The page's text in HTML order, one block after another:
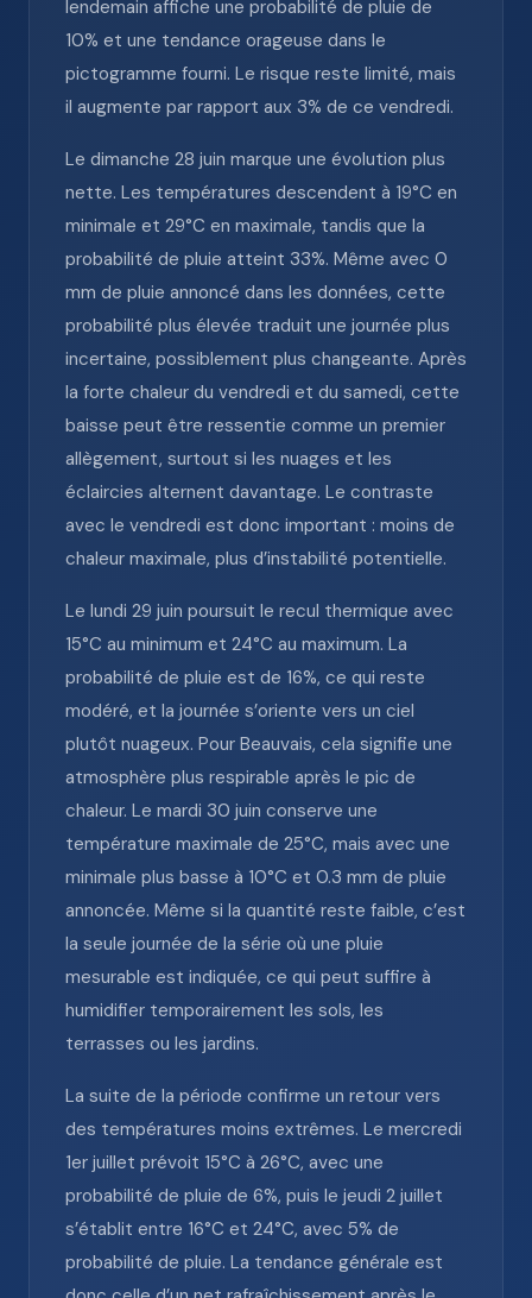
lendemain affiche une probabilité de pluie de
10% et une tendance orageuse dans le
pictogramme fourni. Le risque reste limité, mais
il augmente par rapport aux 3% de ce vendredi.
Le dimanche 28 juin marque une évolution plus
nette. Les températures descendent à 19°C en
minimale et 29°C en maximale, tandis que la
probabilité de pluie atteint 33%. Même avec 0
mm de pluie annoncé dans les données, cette
probabilité plus élevée traduit une journée plus
incertaine, possiblement plus changeante. Après
la forte chaleur du vendredi et du samedi, cette
baisse peut être ressentie comme un premier
allègement, surtout si les nuages et les
éclaircies alternent davantage. Le contraste
avec le vendredi est donc important : moins de
chaleur maximale, plus d’instabilité potentielle.
Le lundi 29 juin poursuit le recul thermique avec
15°C au minimum et 24°C au maximum. La
probabilité de pluie est de 16%, ce qui reste
modéré, et la journée s’oriente vers un ciel
plutôt nuageux. Pour Beauvais, cela signifie une
atmosphère plus respirable après le pic de
chaleur. Le mardi 30 juin conserve une
température maximale de 25°C, mais avec une
minimale plus basse à 10°C et 0.3 mm de pluie
annoncée. Même si la quantité reste faible, c’est
la seule journée de la série où une pluie
mesurable est indiquée, ce qui peut suffire à
humidifier temporairement les sols, les
terrasses ou les jardins.
La suite de la période confirme un retour vers
des températures moins extrêmes. Le mercredi
1er juillet prévoit 15°C à 26°C, avec une
probabilité de pluie de 6%, puis le jeudi 2 juillet
s’établit entre 16°C et 24°C, avec 5% de
probabilité de pluie. La tendance générale est